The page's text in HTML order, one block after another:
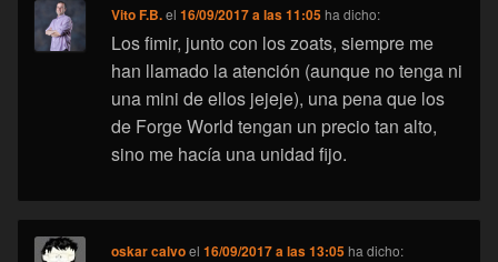
Vito F.B.el16/09/2017 a las 11:05 ha dicho:
Los fimir, junto con los zoats, siempre me
han llamado la atención (aunque no tenga ni
una mini de ellos jejeje), una pena que los
de Forge World tengan un precio tan alto,
sino me hacía una unidad fijo.
oskar calvoel16/09/2017 a las 13:05 ha dicho: